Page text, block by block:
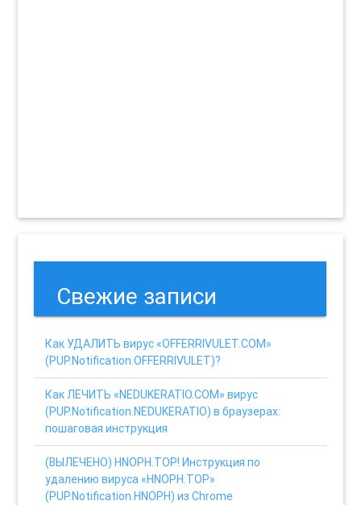
Свежие записи
Как УДАЛИТЬ вирус «OFFERRIVULET.COM»
(PUP.Notification.OFFERRIVULET)?
Как ЛЕЧИТЬ «NEDUKERATIO.COM» вирус
(PUP.Notification.NEDUKERATIO) в браузерах:
пошаговая инструкция
(ВЫЛЕЧЕНО) HNOPH.TOP! Инструкция по
удалению вируса «HNOPH.TOP»
(PUP.Notification.HNOPH) из Chrome